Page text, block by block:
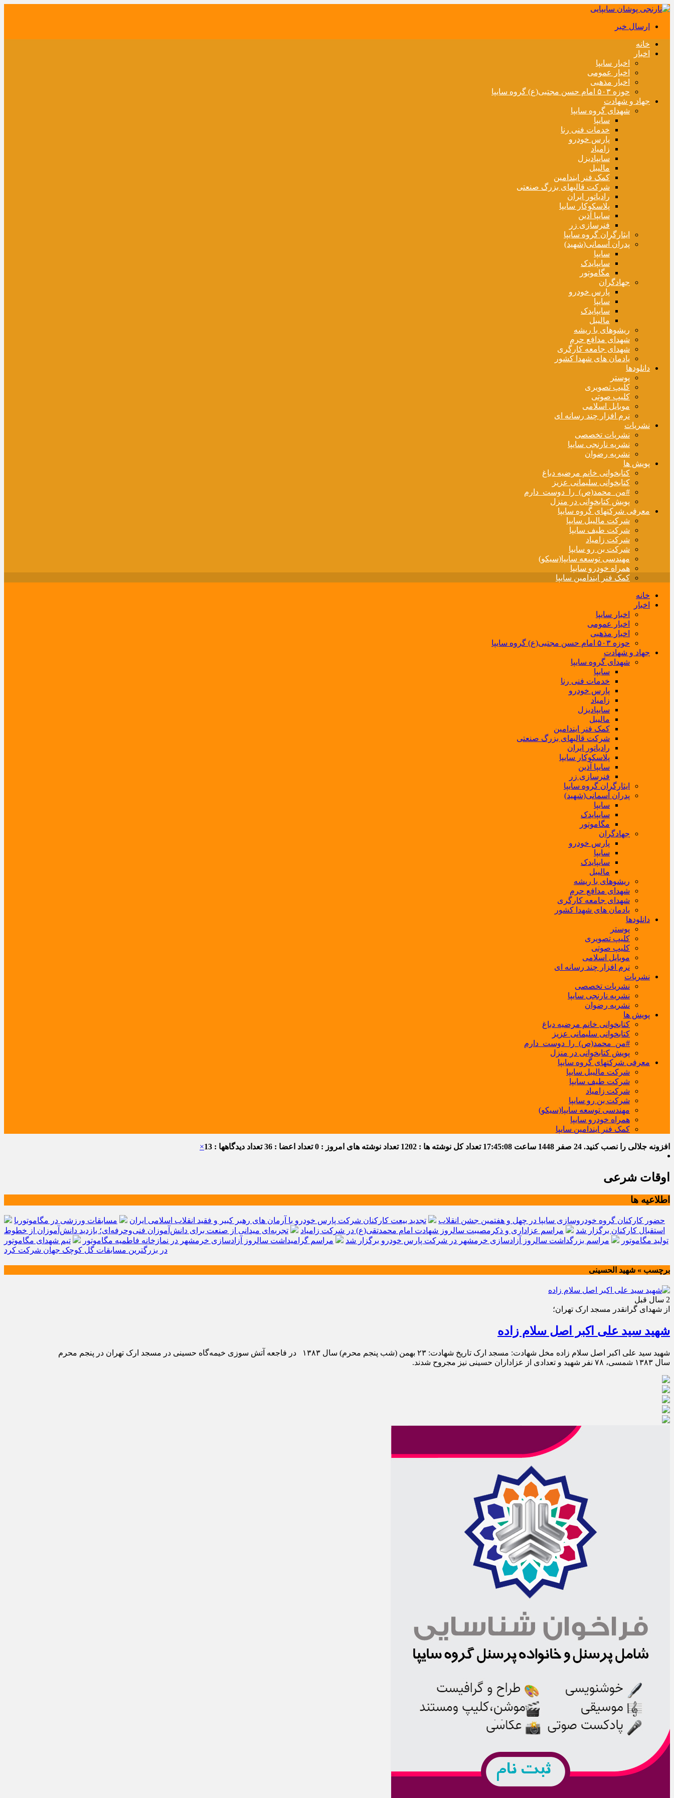
ارسال خبر
خانه
اخبار
اخبار سایپا
اخبار عمومی
اخبار مذهبی
حوزه ۵۰۳ امام حسن مجتبی(ع) گروه سایپا
جهاد و شهادت
شهدای گروه سایپا
سایپا
خدمات فنی رنا
پارس خودرو
زامیاد
سایپادیزل
مالیبل
کمک فنر ایندامین
شرکت قالبهای بزرگ صنعتی
رادیاتور ایران
پلاسکوکار سایپا
سایپا آذین
فنرسازی زر
ایثارگران گروه سایپا
پدران آسمانی(شهید)
سایپا
سایپایدک
مگاموتور
جهادگران
پارس خودرو
سایپا
سایپایدک
مالیبل
ریشوهای با ریشه
شهدای مدافع حرم
شهدای جامعه کارگری
یادمان های شهدا کشور
دانلودها
پوستر
کلیپ تصویری
کلیپ صوتی
موبایل اسلامی
نرم افزار چند رسانه ای
نشریات
نشریات تخصصی
نشریه نارنجی سایپا
نشریه رضوان
پویش ها
کتابخوانی خانم مرضیه دباغ
کتابخوانی سلیمانی عزیز
#من_محمد(ص)_را_دوست_دارم
پویش کتابخوانی در منزل
معرفی شرکتهای گروه سایپا
شرکت مالیبل سایپا
شرکت طیف سایپا
شرکت زامیاد
شرکت بن رو سایپا
مهندسی توسعه سایپا(سیکو)
همراه خودرو سایپا
کمک فنر ایندامین سایپا
خانه
اخبار
اخبار سایپا
اخبار عمومی
اخبار مذهبی
حوزه ۵۰۳ امام حسن مجتبی(ع) گروه سایپا
جهاد و شهادت
شهدای گروه سایپا
سایپا
خدمات فنی رنا
پارس خودرو
زامیاد
سایپادیزل
مالیبل
کمک فنر ایندامین
شرکت قالبهای بزرگ صنعتی
رادیاتور ایران
پلاسکوکار سایپا
سایپا آذین
فنرسازی زر
ایثارگران گروه سایپا
پدران آسمانی(شهید)
سایپا
سایپایدک
مگاموتور
جهادگران
پارس خودرو
سایپا
سایپایدک
مالیبل
ریشوهای با ریشه
شهدای مدافع حرم
شهدای جامعه کارگری
یادمان های شهدا کشور
دانلودها
پوستر
کلیپ تصویری
کلیپ صوتی
موبایل اسلامی
نرم افزار چند رسانه ای
نشریات
نشریات تخصصی
نشریه نارنجی سایپا
نشریه رضوان
پویش ها
کتابخوانی خانم مرضیه دباغ
کتابخوانی سلیمانی عزیز
#من_محمد(ص)_را_دوست_دارم
پویش کتابخوانی در منزل
معرفی شرکتهای گروه سایپا
شرکت مالیبل سایپا
شرکت طیف سایپا
شرکت زامیاد
شرکت بن رو سایپا
مهندسی توسعه سایپا(سیکو)
همراه خودرو سایپا
کمک فنر ایندامین سایپا
افزونه جلالی را نصب کنید. 24 صفر 1448 ساعت 17:45:08 تعداد کل نوشته ها : 1202 تعداد نوشته های امروز : 0 تعداد اعضا : 36 تعداد دیدگاهها : 13 ×
اوقات شرعی
اطلاعیه ها
حضور کارکنان گروه خودروسازی سایپا در چهل و هفتمین جشن انقلاب تجدید بیعت کارکنان شرکت پارس خودرو با آرمان های رهبر کبیر و فقید انقلاب اسلامی ایران
مسابقات ورزشی در مگاموتوربا
استقبال کارکنان برگزار شد
مراسم عزاداری و ذکرمصیبت سالروز شهادت امام محمدتقی(ع) در شرکت زامیاد
تجربه‌ای میدانی از صنعت برای دانش‌آموزان فنی‌وحرفه‌ای؛ بازدید دانش‌آموزان از خطوط
تولید مگاموتور
مراسم بزرگداشت سالروز آزادسازی خرمشهر در شرکت پارس خودرو برگزار شد مراسم گرامیداشت سالروز آزادسازی خرمشهر در نمازخانه فاطمیه مگاموتور
تیم شهدای مگاموتور
در بزرگترین مسابقات گل کوچک جهان شرکت کرد
برچسب » شهید الحسینی
2 سال قبل
از شهدای گرانقدر مسجد ارک تهران؛
شهید سید علی اکبر اصل سلام زاده
شهید سید علی اکبر اصل سلام زاده مخل شهادت: مسجد ارک تاریخ شهادت: ۲۳ بهمن (شب پنجم محرم) سال ۱۳۸۳ در فاجعه آتش سوزی خیمه‌گاه حسینی در مسجد ارک تهران در پنجم محرم
سال ۱۳۸۳ شمسی، ۷۸ نفر شهید و تعدادی از عزاداران حسینی نیز مجروح شدند.